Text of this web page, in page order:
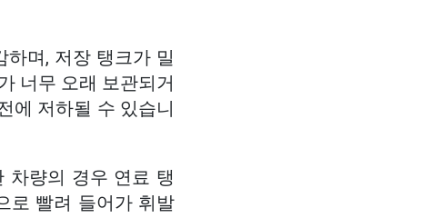
며, 저장 탱크가 밀
너무 오래 보관되거
에 저하될 수 있습니
차량의 경우 연료 탱
로 빨려 들어가 휘발